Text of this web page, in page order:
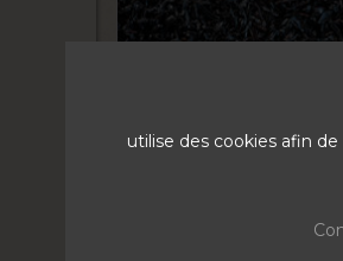
utilise des cookies afin